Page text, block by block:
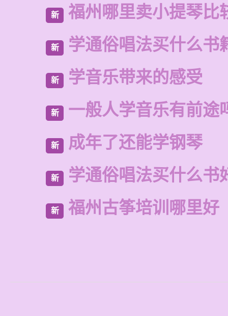
新 福州哪里卖小提琴比
新 学通俗唱法买什么书
新 学音乐带来的感受
新 一般人学音乐有前途
新 成年了还能学钢琴
新 学通俗唱法买什么书
新 福州古筝培训哪里好